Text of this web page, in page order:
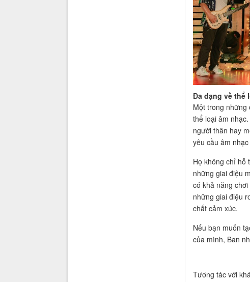
Đa dạng về thể
Một trong những
thể loại âm
người thân hay
yêu cầu âm
Họ không chỉ hỗ
những giai điệu
có khả năng
những giai điệu
chất cảm xúc.
Nếu bạn muốn
của mình, Ban
Tương tác với